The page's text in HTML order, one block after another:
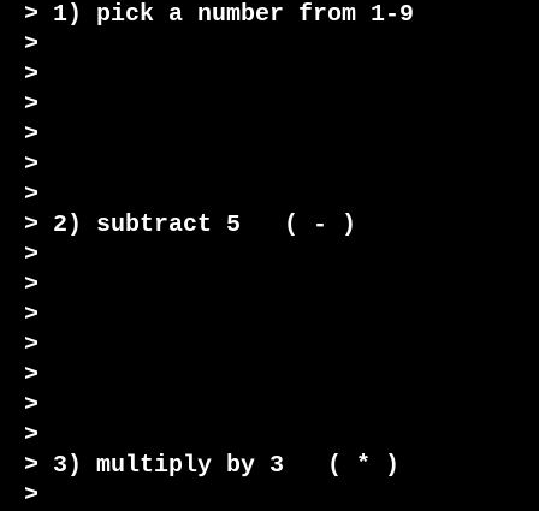
> 1) pick a number from 1-9
>
>
>
>
>
>
> 2) subtract 5   ( - )
>
>
>
>
>
>
>
> 3) multiply by 3   ( * )
>